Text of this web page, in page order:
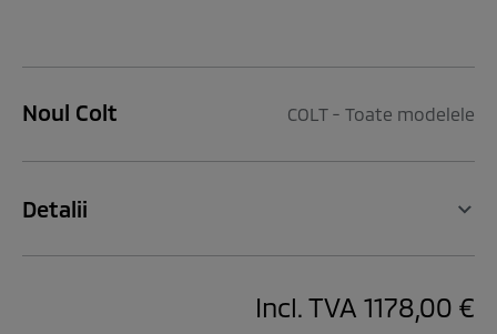
Noul Colt COLT - Toate modelele
Detalii
Incl. TVA 1178,00 €